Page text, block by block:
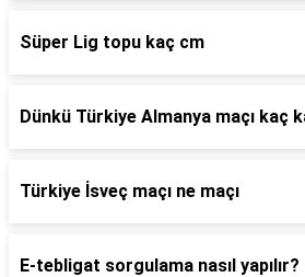
Süper Lig topu kaç cm
Dünkü Türkiye Almanya maçı kaç
Türkiye İsveç maçı ne maçı
E-tebligat sorgulama nasıl yapılır?